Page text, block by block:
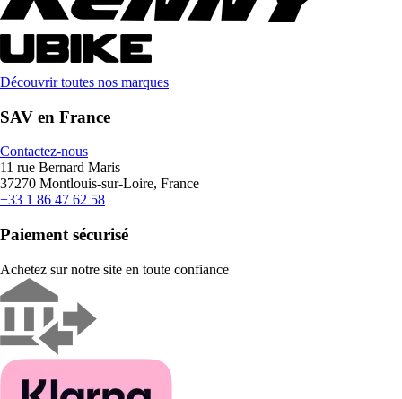
Découvrir toutes nos marques
SAV en France
Contactez-nous
11 rue Bernard Maris
37270 Montlouis-sur-Loire, France
+33 1 86 47 62 58
Paiement sécurisé
Achetez sur notre site en toute confiance